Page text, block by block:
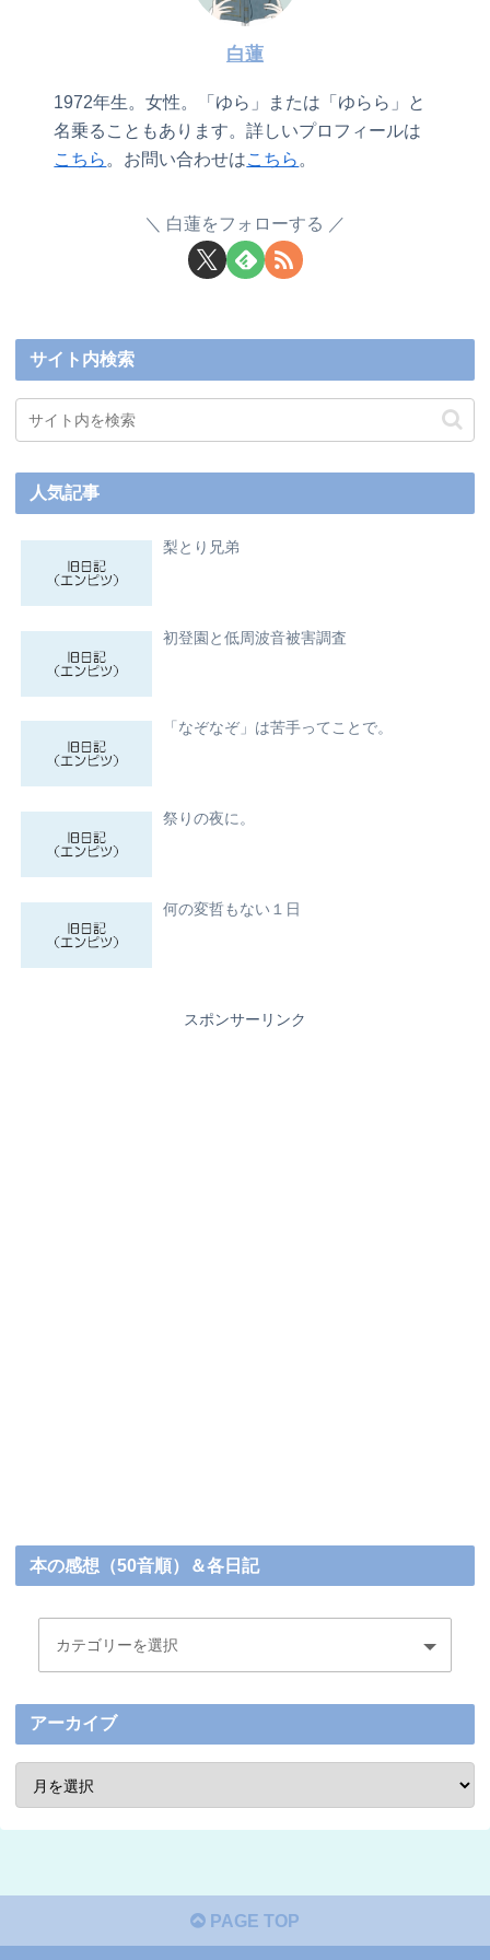
白蓮
1972年生。女性。「ゆら」または「ゆらら」と
名乗ることもあります。詳しいプロフィールは
こちら。お問い合わせはこちら。
白蓮をフォローする
サイト内検索
人気記事
梨とり兄弟
初登園と低周波音被害調査
「なぞなぞ」は苦手ってことで。
祭りの夜に。
何の変哲もない１日
スポンサーリンク
本の感想（50音順）＆各日記
アーカイブ
PAGE TOP